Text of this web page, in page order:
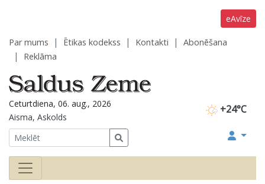
eAvīze
Par mums Ētikas kodekss Kontakti
Abonēšana
Reklāma
+24°C
Ceturtdiena, 06. aug., 2026
Aisma, Askolds